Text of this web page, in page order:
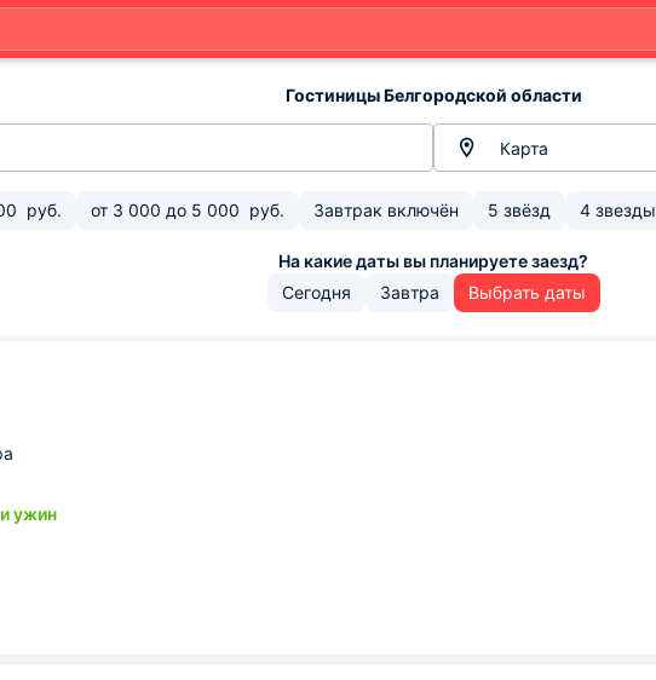
Гостиницы Белгородской области
Карта
руб. от 3 000 до 5 000 руб. Завтрак включён 5 звёзд 4 звезды
Сегодня Завтра Выбрать даты
ужин